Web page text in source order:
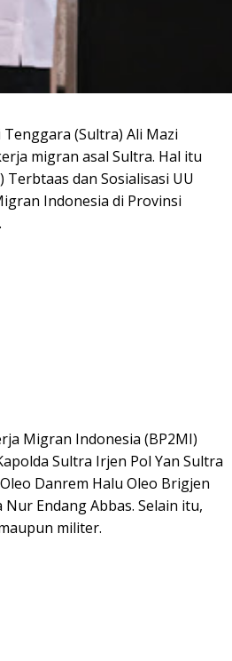
(Sultra) Ali Mazi
migran asal Sultra. Hal itu
dan Sosialisasi UU
Indonesia di Provinsi
Migran Indonesia (BP2MI)
Sultra Irjen Pol Yan Sultra
Danrem Halu Oleo Brigjen
Endang Abbas. Selain itu,
militer.